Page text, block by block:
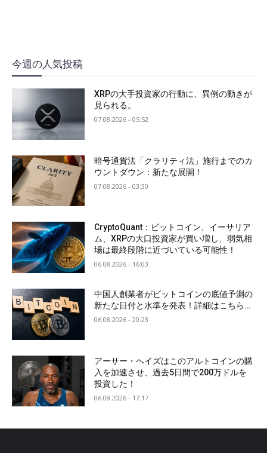
今週の人気投稿
XRPの大手投資家の行動に、異例の動きが
見られる。
07.08.2026 - 05:52
暗号通貨法「クラリティ法」施行までのカ
ウントダウン：新たな展開！
07.08.2026 - 03:30
CryptoQuant：ビットコイン、イーサリア
ム、XRPの大口投資家が買い増し、弱気相
場は最終段階に近づいている可能性！
06.08.2026 - 16:03
中国人創業者がビットコインの底値予測の
新たな日付と水準を発表！詳細はこちら…
06.08.2026 - 20:23
アーサー・ヘイズはこのアルトコインの購
入を加速させ、過去5日間で200万ドルを
投資した！
06.08.2026 - 17:17